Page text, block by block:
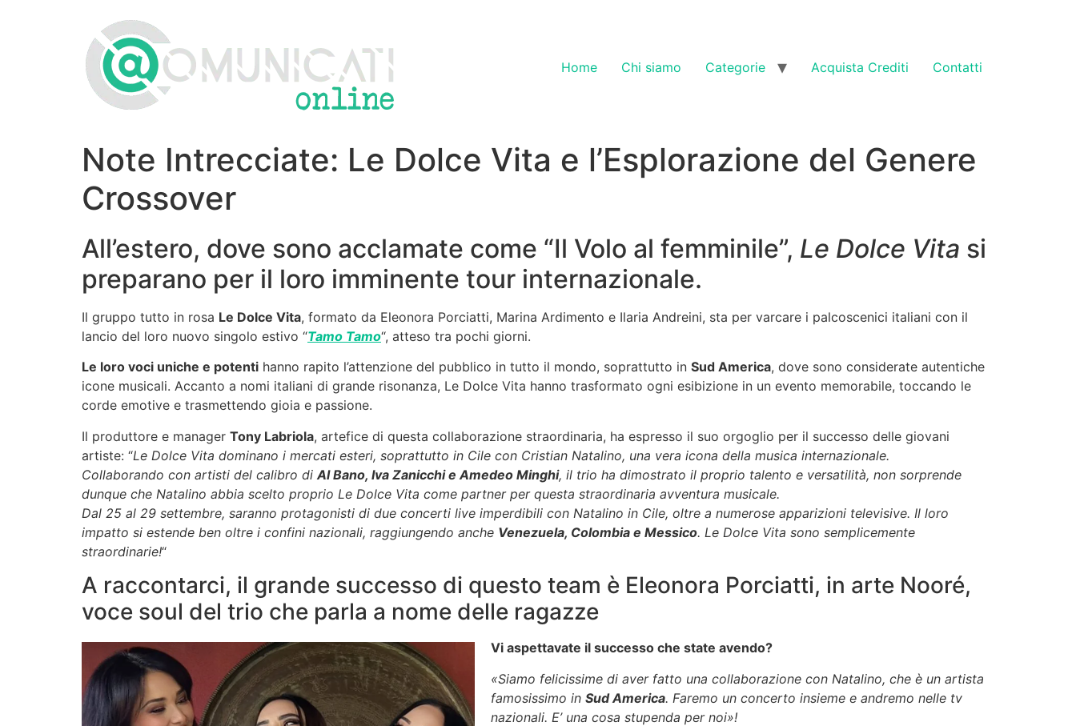
Home
Chi siamo Categorie Acquista Crediti Contatti
Note Intrecciate: Le Dolce Vita e l’Esplorazione del Genere
Crossover
All’estero, dove sono acclamate come “Il Volo al femminile”, Le Dolce Vita si
preparano per il loro imminente tour internazionale.
Il gruppo tutto in rosa Le Dolce Vita, formato da Eleonora Porciatti, Marina Ardimento e Ilaria Andreini, sta per varcare i palcoscenici italiani con il
lancio del loro nuovo singolo estivo “Tamo Tamo“, atteso tra pochi giorni.
Le loro voci uniche e potenti hanno rapito l’attenzione del pubblico in tutto il mondo, soprattutto in Sud America, dove sono considerate autentiche
icone musicali. Accanto a nomi italiani di grande risonanza, Le Dolce Vita hanno trasformato ogni esibizione in un evento memorabile, toccando le
corde emotive e trasmettendo gioia e passione.
Il produttore e manager Tony Labriola, artefice di questa collaborazione straordinaria, ha espresso il suo orgoglio per il successo delle giovani
artiste: “Le Dolce Vita dominano i mercati esteri, soprattutto in Cile con Cristian Natalino, una vera icona della musica internazionale.
Collaborando con artisti del calibro di Al Bano, Iva Zanicchi e Amedeo Minghi, il trio ha dimostrato il proprio talento e versatilità, non sorprende
dunque che Natalino abbia scelto proprio Le Dolce Vita come partner per questa straordinaria avventura musicale.
Dal 25 al 29 settembre, saranno protagonisti di due concerti live imperdibili con Natalino in Cile, oltre a numerose apparizioni televisive. Il loro
impatto si estende ben oltre i confini nazionali, raggiungendo anche Venezuela, Colombia e Messico. Le Dolce Vita sono semplicemente
straordinarie!“
A raccontarci, il grande successo di questo team è Eleonora Porciatti, in arte Nooré,
voce soul del trio che parla a nome delle ragazze
Vi aspettavate il successo che state avendo?
«Siamo felicissime di aver fatto una collaborazione con Natalino, che è un artista
famosissimo in Sud America. Faremo un concerto insieme e andremo nelle tv
nazionali. E’ una cosa stupenda per noi»!